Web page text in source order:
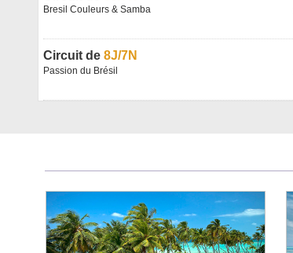
Bresil Couleurs & Samba
Circuit de 8J/7N
Passion du Brésil